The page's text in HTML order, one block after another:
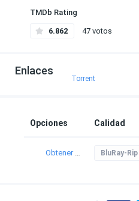
TMDb Rating
6.862 47 votos
Enlaces
Torrent
Opciones Calidad
Obtener torrent BluRay-